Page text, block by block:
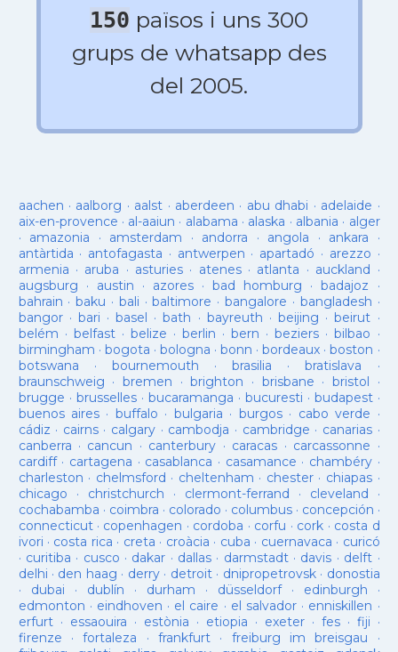
150 països i uns 300
grups de whatsapp des
del 2005.
aachen · aalborg · aalst · aberdeen · abu dhabi · adelaide ·
aix-en-provence · al-aaiun · alabama · alaska · albania · alger
· amazonia · amsterdam · andorra · angola · ankara ·
antàrtida · antofagasta · antwerpen · apartadó · arezzo ·
armenia · aruba · asturies· atenes· atlanta · auckland ·
augsburg · austin · azores·bad homburg ·badajoz ·
bahrain ·baku · bali ·baltimore ·bangalore · bangladesh ·
bangor· bari ·basel ·bath · bayreuth ·beijing ·beirut ·
belém · belfast· belize · berlin ·bern ·beziers ·bilbao ·
birmingham · bogota · bologna ·bonn ·bordeaux ·boston ·
botswana · bournemouth ·brasilia ·bratislava ·
braunschweig · bremen ·brighton · brisbane · bristol ·
brugge · brusselles· bucaramanga · bucuresti · budapest·
buenos aires· buffalo · bulgaria · burgos· cabo verde ·
cádiz · cairns· calgary · cambodja · cambridge · canarias·
canberra · cancun · canterbury · caracas · carcassonne ·
cardiff· cartagena · casablanca · casamance · chambéry·
charleston · chelmsford · cheltenham · chester· chiapas ·
chicago · christchurch · clermont-ferrand · cleveland ·
cochabamba · coimbra · colorado · columbus· concepción ·
connecticut· copenhagen · cordoba · corfu · cork · costa d
ivori · costa rica · creta · croàcia · cuba · cuernavaca · curicó
· curitiba · cusco · dakar · dallas · darmstadt· davis · delft ·
delhi · den haag · derry· detroit· dnipropetrovsk· donostia
· dubai · dublín · durham · düsseldorf· edinburgh ·
edmonton · eindhoven · el caire · el salvador · enniskillen ·
erfurt· essaouira · estònia · etiopia · exeter· fes· fiji ·
firenze ·fortaleza · frankfurt· freiburg im breisgau ·